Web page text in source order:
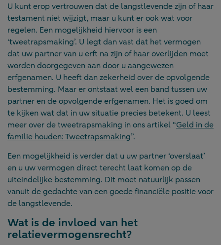
U kunt erop vertrouwen dat de langstlevende zijn of haar
testament niet wijzigt, maar u kunt er ook wat voor
regelen. Een mogelijkheid hiervoor is een
‘tweetrapsmaking’. U legt dan vast dat het vermogen
dat uw partner van u erft na zijn of haar overlijden moet
worden doorgegeven aan door u aangewezen
erfgenamen. U heeft dan zekerheid over de opvolgende
bestemming. Maar er ontstaat wel een band tussen uw
partner en de opvolgende erfgenamen. Het is goed om
te kijken wat dat in uw situatie precies betekent. U leest
meer over de tweetrapsmaking in ons artikel “Geld in de
familie houden: Tweetrapsmaking”.
Een mogelijkheid is verder dat u uw partner ‘overslaat’
en u uw vermogen direct terecht laat komen op de
uiteindelijke bestemming. Dit moet natuurlijk passen
vanuit de gedachte van een goede financiële positie voor
de langstlevende.
Wat is de invloed van het
relatievermogensrecht?